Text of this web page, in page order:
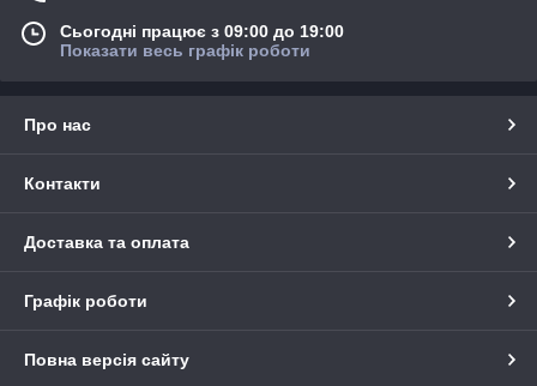
Сьогодні працює з 09:00 до 19:00
Показати весь графік роботи
Про нас
Контакти
Доставка та оплата
Графік роботи
Повна версія сайту